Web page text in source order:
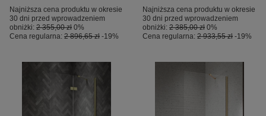
Najniższa cena produktu w okresie
30 dni przed wprowadzeniem
obniżki: 2 355,00 zł 0%
Cena regularna: 2 896,65 zł -19%
Najniższa cena produktu w okresie
30 dni przed wprowadzeniem
obniżki: 2 385,00 zł 0%
Cena regularna: 2 933,55 zł -19%